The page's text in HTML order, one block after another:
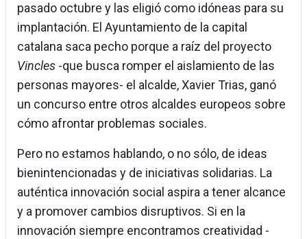
pasado octubre y las eligió como idóneas para su
implantación. El Ayuntamiento de la capital
catalana saca pecho porque a raíz del proyecto
Vincles -que busca romper el aislamiento de las
personas mayores- el alcalde, Xavier Trias, ganó
un concurso entre otros alcaldes europeos sobre
cómo afrontar problemas sociales.
Pero no estamos hablando, o no sólo, de ideas
bienintencionadas y de iniciativas solidarias. La
auténtica innovación social aspira a tener alcance
y a promover cambios disruptivos. Si en la
innovación siempre encontramos creatividad -